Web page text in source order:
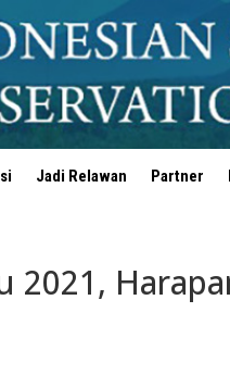
Jadi Relawan Partner
2021,